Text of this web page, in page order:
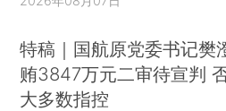
特稿｜国航原党委书记樊
贿3847万元二审待宣判
大多数指控